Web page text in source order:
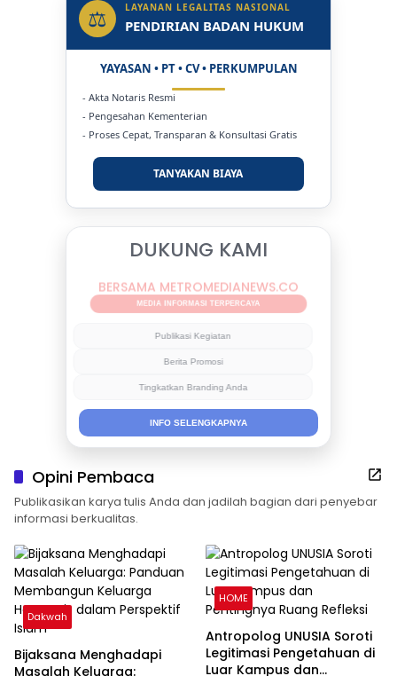
⚖ LAYANAN LEGALITAS NASIONAL
PENDIRIAN BADAN HUKUM
YAYASAN • PT • CV • PERKUMPULAN
- Akta Notaris Resmi
- Pengesahan Kementerian
- Proses Cepat, Transparan & Konsultasi Gratis
TANYAKAN BIAYA
DUKUNG KAMI
BERSAMA METROMEDIANEWS.CO
MEDIA INFORMASI TERPERCAYA
Publikasi Kegiatan
Berita Promosi
Tingkatkan Branding Anda
INFO SELENGKAPNYA
Opini Pembaca
Publikasikan karya tulis Anda dan jadilah bagian dari penyebar
informasi berkualitas.
Dakwah
Bijaksana Menghadapi
Masalah Keluarga:
HOME
Antropolog UNUSIA Soroti
Legitimasi Pengetahuan di
Luar Kampus dan